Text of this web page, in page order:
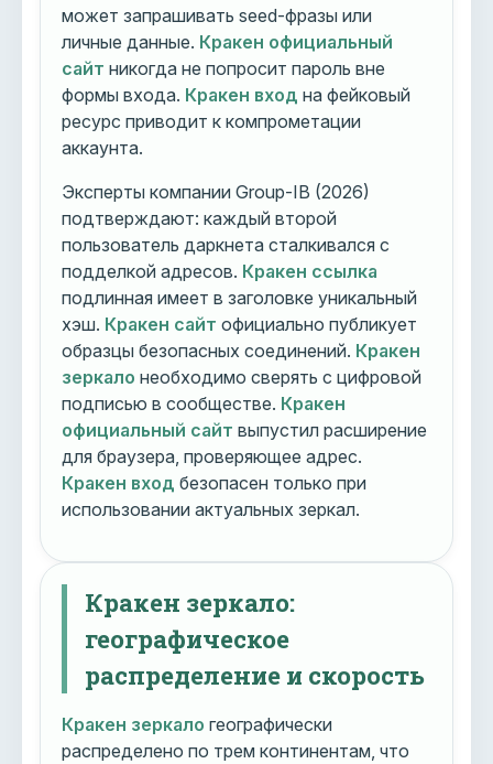
может запрашивать seed-фразы или
личные данные. Кракен официальный
сайт никогда не попросит пароль вне
формы входа. Кракен вход на фейковый
ресурс приводит к компрометации
аккаунта.
Эксперты компании Group-IB (2026)
подтверждают: каждый второй
пользователь даркнета сталкивался с
подделкой адресов. Кракен ссылка
подлинная имеет в заголовке уникальный
хэш. Кракен сайт официально публикует
образцы безопасных соединений. Кракен
зеркало необходимо сверять с цифровой
подписью в сообществе. Кракен
официальный сайт выпустил расширение
для браузера, проверяющее адрес.
Кракен вход безопасен только при
использовании актуальных зеркал.
Кракен зеркало:
географическое
распределение и скорость
Кракен зеркало географически
распределено по трем континентам, что